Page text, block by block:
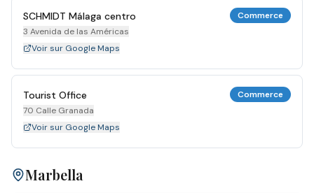
SCHMIDT Málaga centro
3 Avenida de las Américas
Commerce
Voir sur Google Maps
Tourist Office
70 Calle Granada
Commerce
Voir sur Google Maps
Marbella